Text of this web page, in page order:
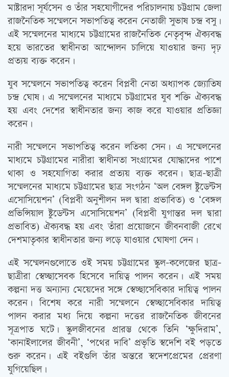
মাষ্টারদা সূর্যসেন ও তাঁর সহযোগীদের পরিচালনায় চট্টগ্রাম জেলা
রাজনৈতিক সম্মেলনে সভাপতিত্ব করেন নেতাজী সুভাষ চন্দ্র বসু।
এই সম্মেলনের মাধ্যমে চট্টগ্রামের রাজনৈতিক নেতৃবৃন্দ ঐক্যবদ্ধ
হয়ে ভারতের স্বাধীনতা আন্দোলন চালিয়ে যাওয়ার জন্য দৃঢ়
প্রত্যয় ব্যক্ত করেন।
যুব সম্মেলনে সভাপতিত্ব করেন বিপ্লবী নেতা অধ্যাপক জ্যোতিষ
চন্দ্র ঘোষ। এ সম্মেলনের মাধ্যমে চট্টগ্রামের যুব শক্তি ঐক্যবদ্ধ
হয় এবং দেশের স্বাধীনতার জন্য কাজ করে যাওয়ার প্রতিজ্ঞা
করেন।
নারী সম্মেলনে সভাপতিত্ব করেন লতিকা সেন। এ সম্মেলনের
মাধ্যমে চট্টগ্রামের নারীরা স্বাধীনতা সংগ্রামের যোদ্ধাদের পাশে
থাকা ও সহযোগিতা করার প্রত্যয় ব্যক্ত করেন। ছাত্র-ছাত্রী
সম্মেলনের মাধ্যমে চট্টগ্রামের ছাত্র সংগঠন ‘অল বেঙ্গল ষ্টুডেন্টস
এসোসিয়েশন’ (বিপ্লবী অনুশীলন দল দ্বারা প্রভাবিত) ও ‘বেঙ্গল
প্রভিন্সিয়াল ষ্টুডেন্টস এসোসিয়েশন’ (বিপ্লবী যুগান্তর দল দ্বারা
প্রভাবিত) ঐক্যবদ্ধ হয় এবং তাঁরা প্রয়োজনে জীবনবাজী রেখে
দেশমাতৃকার স্বাধীনতার জন্য লড়ে যাওয়ার ঘোষণা দেন।
এই সম্মেলনগুলোতে ওই সময় চট্টগ্রামের স্কুল-কলেজের ছাত্র-
ছাত্রীরা স্বেচ্ছাসেবক হিসেবে দায়িত্ব পালন করেন। এই সময়
কল্পনা দত্ত অন্যান্য মেয়েদের সঙ্গে স্বেচ্ছাসেবিকার দায়িত্ব পালন
করেন। বিশেষ করে নারী সম্মেলনে স্বেচ্ছাসেবিকার দায়িত্ব
পালন করার মধ্য দিয়ে কল্পনা দত্তের রাজনৈতিক জীবনের
সূত্রপাত ঘটে। স্কুলজীবনের প্রারম্ভ থেকে তিনি ‘ক্ষুদিরাম’,
‘কানাইলালের জীবনী’, ‘পথের দাবি’ প্রভৃতি স্বদেশি বই পড়তে
শুরু করেন। এই বইগুলি তাঁর অন্তরে স্বদেশপ্রেমের প্রেরণা
যুগিয়েছিল।